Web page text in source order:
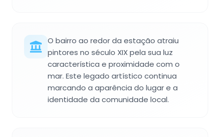
O bairro ao redor da estação atraiu
pintores no século XIX pela sua luz
característica e proximidade com o
mar. Este legado artístico continua
marcando a aparência do lugar e a
identidade da comunidade local.